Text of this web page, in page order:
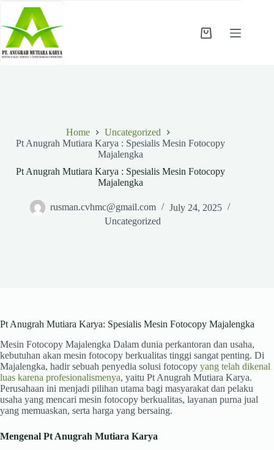
content
Shopping
Home
Uncategorized
Pt Anugrah Mutiara Karya : Spesialis Mesin Fotocopy
Majalengka
Pt Anugrah Mutiara Karya : Spesialis Mesin Fotocopy
Majalengka
rusman.cvhmc@gmail.com
July 24, 2025
Uncategorized
Pt Anugrah Mutiara Karya: Spesialis Mesin Fotocopy Majalengka
Mesin Fotocopy Majalengka Dalam dunia perkantoran dan usaha,
kebutuhan akan mesin fotocopy berkualitas tinggi sangat penting. Di
Majalengka, hadir sebuah penyedia solusi fotocopy yang telah dikenal
luas karena profesionalismenya, yaitu Pt Anugrah Mutiara Karya.
Perusahaan ini menjadi pilihan utama bagi masyarakat dan pelaku
usaha yang mencari mesin fotocopy berkualitas, layanan purna jual
yang memuaskan, serta harga yang bersaing.
Mengenal Pt Anugrah Mutiara Karya